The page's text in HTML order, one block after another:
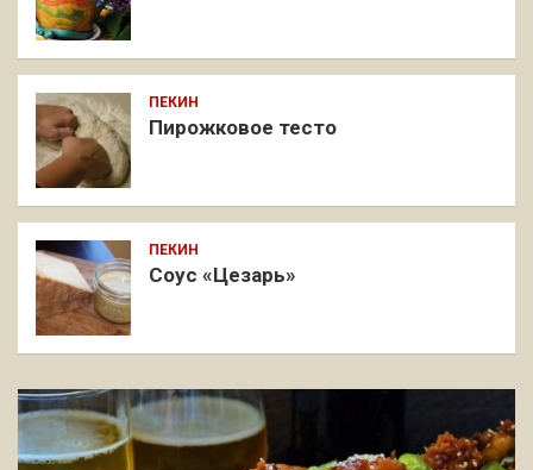
ПЕКИН
Пирожковое тесто
ПЕКИН
Соус «Цезарь»